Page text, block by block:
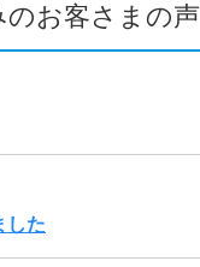
のお客さまの声
した